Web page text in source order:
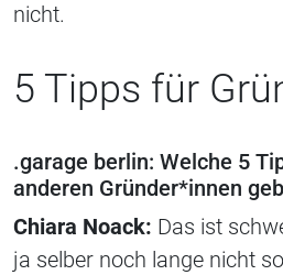
nicht.
5 Tipps für
.garage berlin: Welche 5
anderen Gründer*innen
Chiara Noack: Das ist
ja selber noch lange nicht